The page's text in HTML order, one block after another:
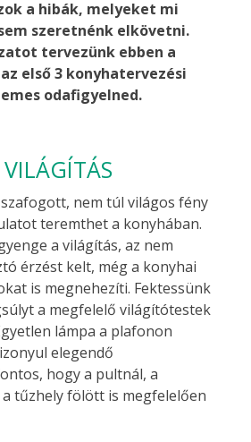
a hibák, melyeket mi
szeretnénk elkövetni.
tervezünk ebben a
első 3 konyhatervezési
odafigyelned.
nem túl világos fény
teremthet a konyhában.
a világítás, az nem
érzést kelt, még a konyhai
is megnehezíti. Fektessünk
a megfelelő világítótestek
lámpa a plafonon
elegendő
hogy a pultnál, a
tűzhely fölött is megfelelően